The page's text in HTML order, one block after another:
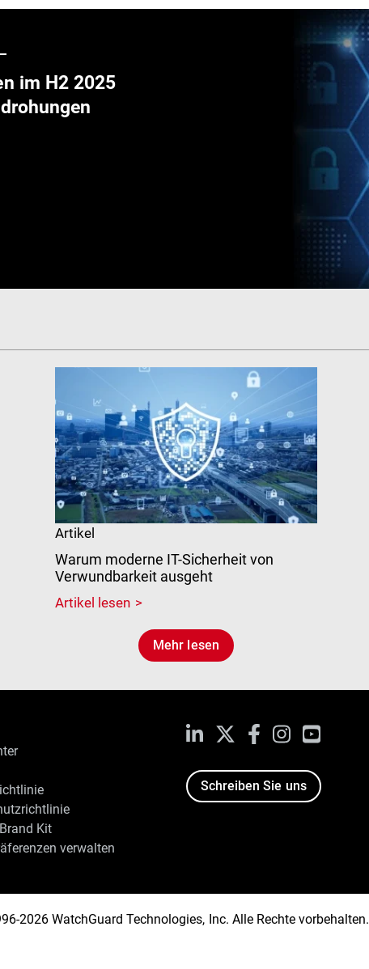
im H2 2025
Artikel
Warum moderne IT-Sicherheit von
Verwundbarkeit ausgeht
Artikel lesen
Mehr lesen
Kit
verwalten
LinkedIn Facebook
InstagramYouTube
Schreiben Sie uns
2026 WatchGuard Technologies, Inc. Alle Rechte vorbehalten.